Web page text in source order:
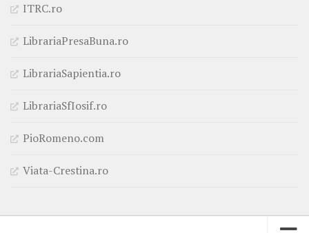
ITRC.ro
LibrariaPresaBuna.ro
LibrariaSapientia.ro
LibrariaSfIosif.ro
PioRomeno.com
Viata-Crestina.ro